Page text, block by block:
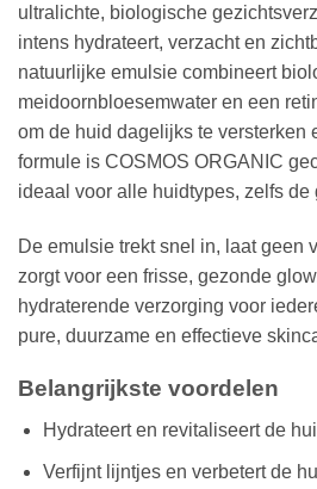
ultralichte, biologische
intens hydrateert, verzacht en
natuurlijke emulsie combineert
meidoornbloesemwater en een
om de huid dagelijks te versterken
formule is COSMOS ORGANIC
ideaal voor alle huidtypes, zelfs de
De emulsie trekt snel in, laat geen
zorgt voor een frisse, gezonde
hydraterende verzorging voor
pure, duurzame en effectieve
Belangrijkste voordelen
Hydrateert en revitaliseert de
Verfijnt lijntjes en verbetert de